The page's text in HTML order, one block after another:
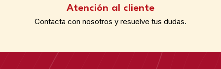
Atención al cliente
Contacta con nosotros y resuelve tus dudas.